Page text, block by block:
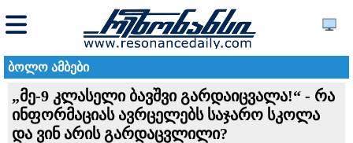
ბოლო ამბები
„მე-9 კლასელი ბავშვი გარდაიცვალა!“ - რა
ინფორმაციას ავრცელებს საჯარო სკოლა
და ვინ არის გარდაცვლილი?